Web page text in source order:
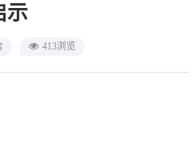
示
413浏览